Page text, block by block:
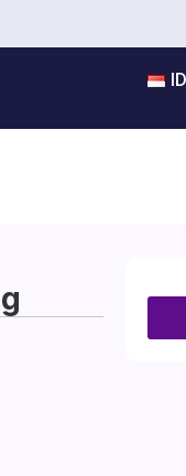
ID